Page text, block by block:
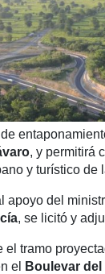
, y permitirá
y turístico de
apoyo del
, se licitó y
el tramo
el
Boulevar del